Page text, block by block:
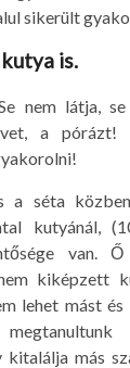
sikerült
is.
nem látja,
a pórázt!
a séta
kutyánál,
van.
kiképzett
lehet mást és
kitalálja más